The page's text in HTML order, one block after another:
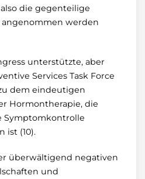
die gegenteilige
angenommen werden
unterstützte, aber
Services Task Force
dem eindeutigen
Hormontherapie, die
Symptomkontrolle
ist (10).
überwältigend negativen
und